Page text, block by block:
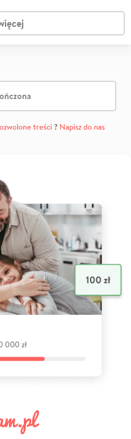
treści? Napisz do nas